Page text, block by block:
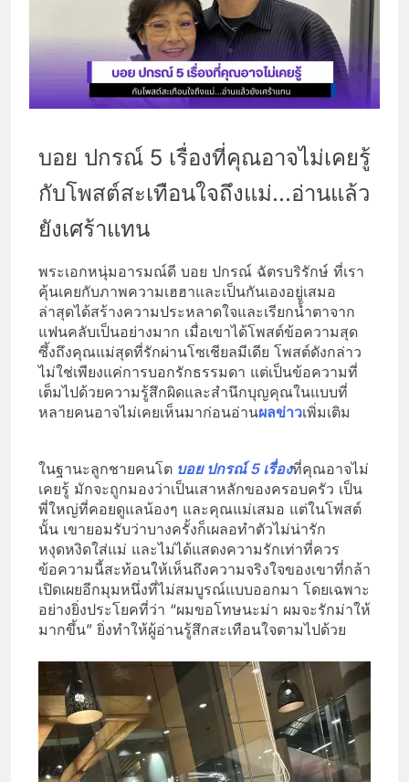
บอย ปกรณ์ 5 เรื่องที่คุณอาจไม่เคยรู้
กับโพสต์สะเทือนใจถึงแม่...อ่านแล้ว
ยังเศร้าแทน
พระเอกหนุ่มอารมณ์ดี บอย ปกรณ์ ฉัตรบริรักษ์ ที่เรา
คุ้นเคยกับภาพความเฮฮาและเป็นกันเองอยู่เสมอ
ล่าสุดได้สร้างความประหลาดใจและเรียกน้ำตาจาก
แฟนคลับเป็นอย่างมาก เมื่อเขาได้โพสต์ข้อความสุด
ซึ้งถึงคุณแม่สุดที่รักผ่านโซเชียลมีเดีย โพสต์ดังกล่าว
ไม่ใช่เพียงแค่การบอกรักธรรมดา แต่เป็นข้อความที่
เต็มไปด้วยความรู้สึกผิดและสำนึกบุญคุณในแบบที่
หลายคนอาจไม่เคยเห็นมาก่อนอ่านผลข่าวเพิ่มเติม
ในฐานะลูกชายคนโต บอย ปกรณ์ 5 เรื่องที่คุณอาจไม่
เคยรู้ มักจะถูกมองว่าเป็นเสาหลักของครอบครัว เป็น
พี่ใหญ่ที่คอยดูแลน้องๆ และคุณแม่เสมอ แต่ในโพสต์
นั้น เขายอมรับว่าบางครั้งก็เผลอทำตัวไม่น่ารัก
หงุดหงิดใส่แม่ และไม่ได้แสดงความรักเท่าที่ควร
ข้อความนี้สะท้อนให้เห็นถึงความจริงใจของเขาที่กล้า
เปิดเผยอีกมุมหนึ่งที่ไม่สมบูรณ์แบบออกมา โดยเฉพาะ
อย่างยิ่งประโยคที่ว่า “ผมขอโทษนะม่า ผมจะรักม่าให้
มากขึ้น” ยิ่งทำให้ผู้อ่านรู้สึกสะเทือนใจตามไปด้วย